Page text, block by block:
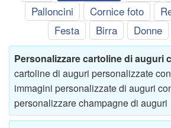
Palloncini
Cornice foto
Festa
Birra Donne
Personalizzare cartoline di auguri
cartoline di auguri personalizzate
immagini personalizzate di auguri
personalizzare champagne di auguri